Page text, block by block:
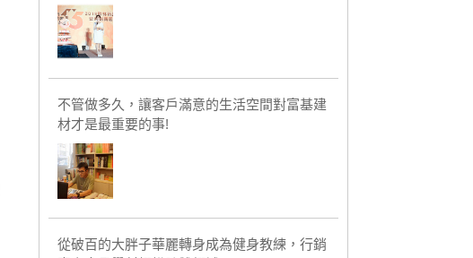
不管做多久，讓客戶滿意的生活空間對富基建
材才是最重要的事!
從破百的大胖子華麗轉身成為健身教練，行銷